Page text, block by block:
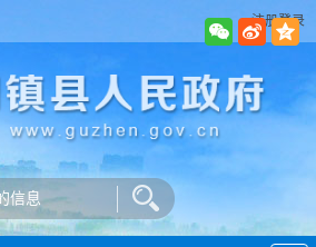
注册登录